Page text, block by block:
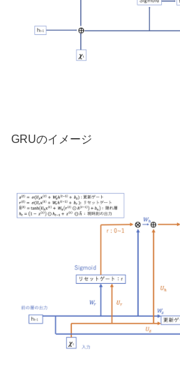
GRUのイメージ